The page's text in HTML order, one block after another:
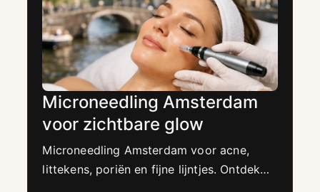
Microneedling Amsterdam
voor zichtbare glow
Microneedling Amsterdam voor acne,
littekens, poriën en fijne lijntjes. Ontdek